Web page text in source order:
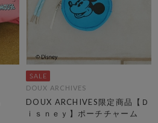
DOUX ARCHIVES
DOUX ARCHIVES限定商品【Ｄ
ｉｓｎｅｙ】ポーチチャーム